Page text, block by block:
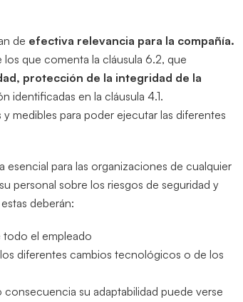
de efectiva relevancia para la compañía.
que comenta la cláusula 6.2, que
protección de la integridad de la
identificadas en la cláusula 4.1.
medibles para poder ejecutar las diferentes
esencial para las organizaciones de cualquier
personal sobre los riesgos de seguridad y
deberán:
todo el empleado
diferentes cambios tecnológicos o de los
su adaptabilidad puede verse